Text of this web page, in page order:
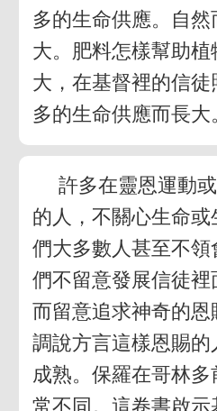
多的生命供應。自
大。肥料怎樣幫助
大，在基督裡的信
多的生命供應而長大
許多在靈恩運動
的人，不關心生命
們大多數人甚至不
們不留意發展信徒裡
而留意追求神奇的
調說方言這樣恩賜
成熟。保羅在哥林
常不同。這卷書啟